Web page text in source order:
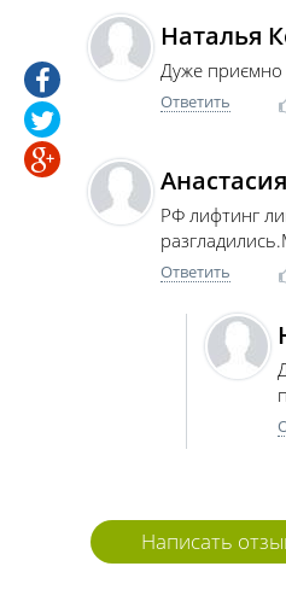
Наталья
Дуже приємно
Ответить
РФ лифтинг
Ответить
Написать